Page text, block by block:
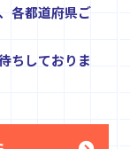
各都道府県ご
ちしておりま